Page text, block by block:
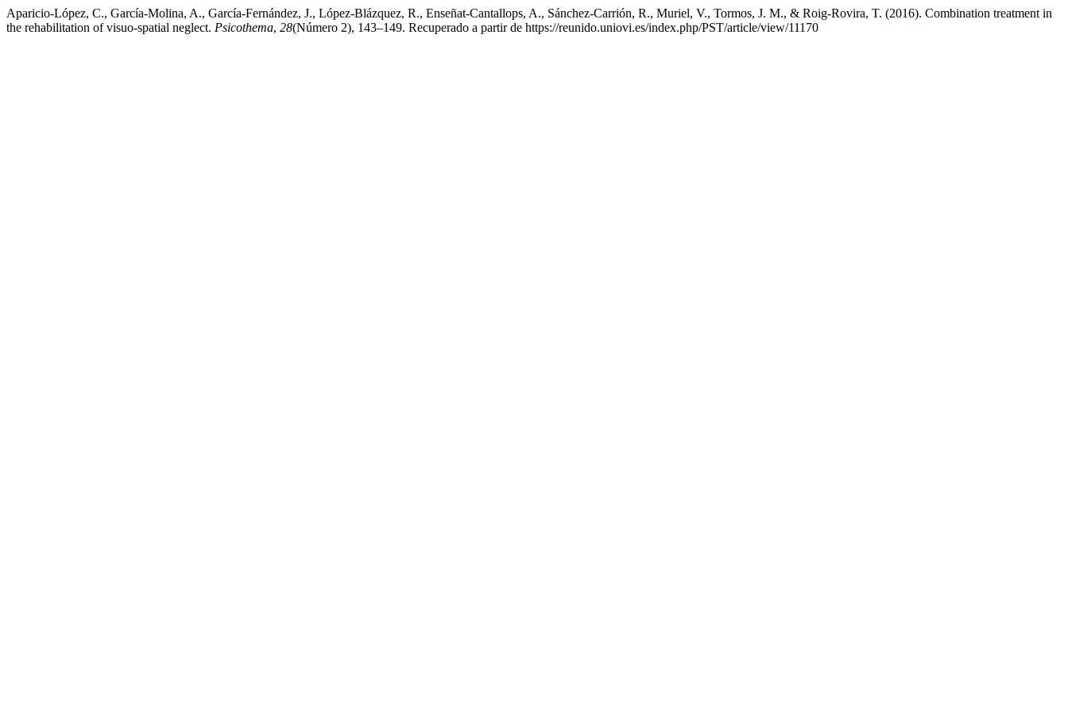
Aparicio-López, C., García-Molina, A., García-Fernández, J., López-Blázquez, R., Enseñat-Cantallops, A., Sánchez-Carrión, R., Muriel, V., Tormos, J. M., & Roig-Rovira, T. (2016). Combination treatment in
the rehabilitation of visuo-spatial neglect. Psicothema, 28(Número 2), 143–149. Recuperado a partir de https://reunido.uniovi.es/index.php/PST/article/view/11170